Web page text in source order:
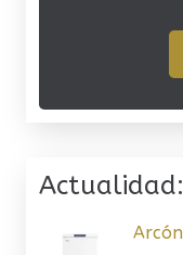
Actualidad: